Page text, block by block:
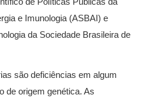
e Imunologia (ASBAI) e
da Sociedade Brasileira de
são deficiências em algum
de origem genética. As